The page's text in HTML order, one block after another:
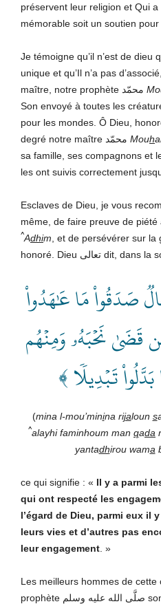
préservent leur religion et Qui
mémorable soit un soutien pour
Je témoigne qu’il n’est de dieu
unique et qu’Il n’a pas
maître, notre prophète محمّد
Son envoyé à toutes les
pour les mondes. Ô Dieu,
degré notre maître محمّد Mouh
sa famille, ses compagnons et
les ont suivis correctement
Esclaves de Dieu, je vous
^Adhim , et de persévérer sur
صَدَقُواْ مَا عَٰهَدُواْ
قَضَىٰ نَحۡبَهُۥ وَمِنۡهُم
تَبۡدِيلٗا ﴾
(mina l-mou’minina rijaloun s
^alayhi faminhoum man qada
yantadhirou wama
ce qui signifie : « Il y a parmi
qui ont respecté les
l’égard de Dieu, parmi eux il
leurs vies et d’autres pas
leur engagement . »
Les meilleurs hommes de
prophète صلَّى الله عليه وسلم sont les quatre califes bien